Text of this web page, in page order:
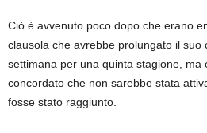
Ciò è avvenuto poco dopo che erano
clausola che avrebbe prolungato il suo
settimana per una quinta stagione, ma
concordato che non sarebbe stata
fosse stato raggiunto.